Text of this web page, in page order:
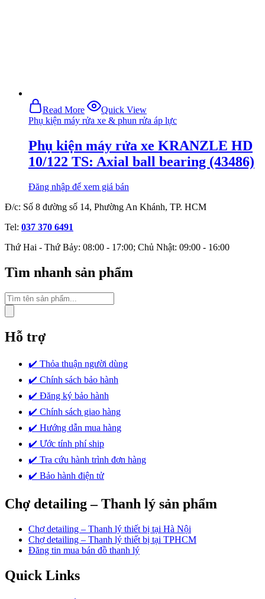
Read More
Quick View
Phụ kiện máy rửa xe & phun rửa áp lực
Phụ kiện máy rửa xe KRANZLE HD
10/122 TS: Axial ball bearing (43486)
Đăng nhập để xem giá bán
Đ/c: Số 8 đường số 14, Phường An Khánh, TP. HCM
Tel: 037 370 6491
Thứ Hai - Thứ Bảy: 08:00 - 17:00; Chủ Nhật: 09:00 - 16:00
Tìm nhanh sản phẩm
Tìm
kiếm
sản
phẩm
Hỗ trợ
✔️ Thỏa thuận người dùng
✔️ Chính sách bảo hành
✔️ Đăng ký bảo hành
✔️ Chính sách giao hàng
✔️ Hướng dẫn mua hàng
✔️ Ước tính phí ship
✔️ Tra cứu hành trình đơn hàng
✔️ Bảo hành điện tử
Chợ detailing – Thanh lý sản phẩm
Chợ detailing – Thanh lý thiết bị tại Hà Nội
Chợ detailing – Thanh lý thiết bị tại TPHCM
Đăng tin mua bán đồ thanh lý
Quick Links